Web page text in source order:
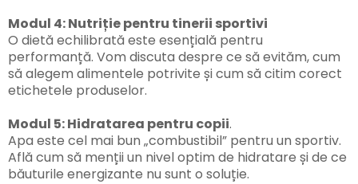
Modul 4: Nutriție pentru tinerii sportivi
O dietă echilibrată este esențială pentru
performanță. Vom discuta despre ce să evităm, cum
să alegem alimentele potrivite și cum să citim corect
etichetele produselor.
Modul 5: Hidratarea pentru copii.
Apa este cel mai bun „combustibil” pentru un sportiv.
Află cum să menții un nivel optim de hidratare și de ce
băuturile energizante nu sunt o soluție.